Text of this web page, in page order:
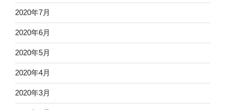
2020年7月
2020年6月
2020年5月
2020年4月
2020年3月